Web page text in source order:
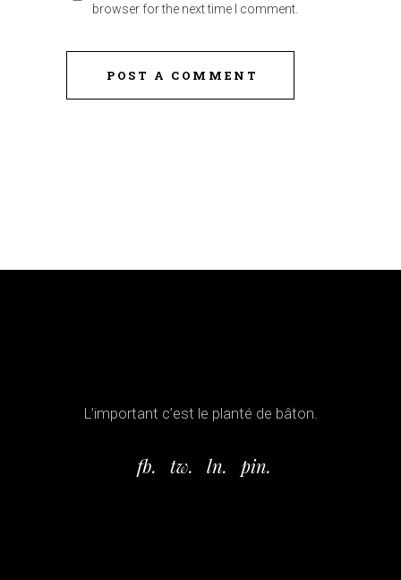
browser for the next time I comment.
POST A COMMENT
L’important c’est le planté de bâton.
fb. tw. ln. pin.